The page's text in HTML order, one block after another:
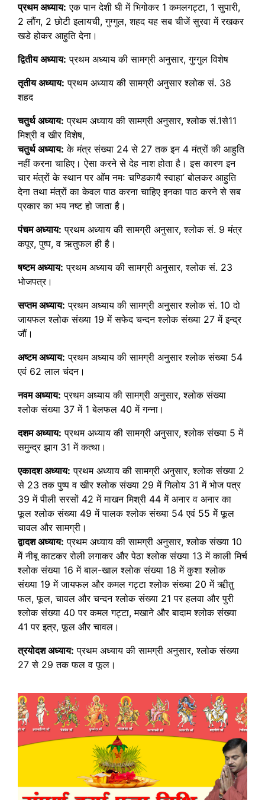
प्रथम अध्याय: एक पान देशी घी में भिगोकर 1 कमलगट्टा, 1 सुपारी,
2 लौंग, 2 छोटी इलायची, गुग्गुल, शहद यह सब चीजें सुरवा में रखकर
खडे होकर आहुति देना।
द्वितीय अध्याय: प्रथम अध्याय की सामग्री अनुसार, गुग्गुल विशेष
तृतीय अध्याय: प्रथम अध्याय की सामग्री अनुसार श्लोक सं. 38
शहद
चतुर्थ अध्याय: प्रथम अध्याय की सामग्री अनुसार, श्लोक सं.1से11
मिश्री व खीर विशेष,
चतुर्थ अध्याय: के मंत्र संख्या 24 से 27 तक इन 4 मंत्रों की आहुति
नहीं करना चाहिए। ऐसा करने से देह नाश होता है। इस कारण इन
चार मंत्रों के स्थान पर ओंम नमः चण्डिकायै स्वाहा’ बोलकर आहुति
देना तथा मंत्रों का केवल पाठ करना चाहिए इनका पाठ करने से सब
प्रकार का भय नष्ट हो जाता है।
पंचम अध्याय: प्रथम अध्याय की सामग्री अनुसार, श्लोक सं. 9 मंत्र
कपूर, पुष्प, व ऋतुफल ही है।
षष्टम अध्याय: प्रथम अध्याय की सामग्री अनुसार, श्लोक सं. 23
भोजपत्र।
सप्तम अध्याय: प्रथम अध्याय की सामग्री अनुसार श्लोक सं. 10 दो
जायफल श्लोक संख्या 19 में सफेद चन्दन श्लोक संख्या 27 में इन्द्र
जौं।
अष्टम अध्याय: प्रथम अध्याय की सामग्री अनुसार श्लोक संख्या 54
एवं 62 लाल चंदन।
नवम अध्याय: प्रथम अध्याय की सामग्री अनुसार, श्लोक संख्या
श्लोक संख्या 37 में 1 बेलफल 40 में गन्ना।
दशम अध्याय: प्रथम अध्याय की सामग्री अनुसार, श्लोक संख्या 5 में
समुन्द्र झाग 31 में कत्था।
एकादश अध्याय: प्रथम अध्याय की सामग्री अनुसार, श्लोक संख्या 2
से 23 तक पुष्प व खीर श्लोक संख्या 29 में गिलोय 31 में भोज पत्र
39 में पीली सरसों 42 में माखन मिश्री 44 मेें अनार व अनार का
फूल श्लोक संख्या 49 में पालक श्लोक संख्या 54 एवं 55 मेें फूल
चावल और सामग्री।
द्वादश अध्याय: प्रथम अध्याय की सामग्री अनुसार, श्लोक संख्या 10
मेें नीबू काटकर रोली लगाकर और पेठा श्लोक संख्या 13 में काली मिर्च
श्लोक संख्या 16 में बाल-खाल श्लोक संख्या 18 में कुशा श्लोक
संख्या 19 में जायफल और कमल गट्टा श्लोक संख्या 20 में ऋीतु
फल, फूल, चावल और चन्दन श्लोक संख्या 21 पर हलवा और पुरी
श्लोक संख्या 40 पर कमल गट्टा, मखाने और बादाम श्लोक संख्या
41 पर इत्र, फूल और चावल।
त्रयोदश अध्याय: प्रथम अध्याय की सामग्री अनुसार, श्लोक संख्या
27 से 29 तक फल व फूल।